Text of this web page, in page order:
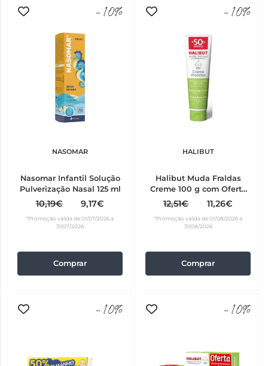
-10%
NASOMAR
Nasomar Infantil Solução
Pulverização Nasal 125 ml
10,19€ 9,17€
*Promoção válida de 01/07/2026 a
31/07/2026
Comprar
-10%
HALIBUT
Halibut Muda Fraldas
Creme 100 g com Oferta
de 50%
12,51€ 11,26€
*Promoção válida de 01/08/2026 a
31/08/2026
Comprar
-10% -10%